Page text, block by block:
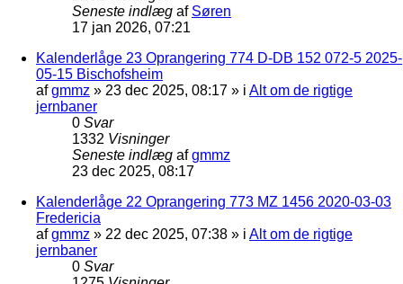
Seneste indlæg af Søren
17 jan 2026, 07:21
Kalenderlåge 23 Oprangering 774 D-DB 152 072-5 2025-
05-15 Bischofsheim
afgmmz » 23 dec 2025, 08:17 » i Alt om de rigtige
jernbaner
0 Svar
1332 Visninger
Seneste indlæg afgmmz
23 dec 2025, 08:17
Kalenderlåge 22 Oprangering 773 MZ 1456 2020-03-03
Fredericia
afgmmz » 22 dec 2025, 07:38 » i Alt om de rigtige
jernbaner
0 Svar